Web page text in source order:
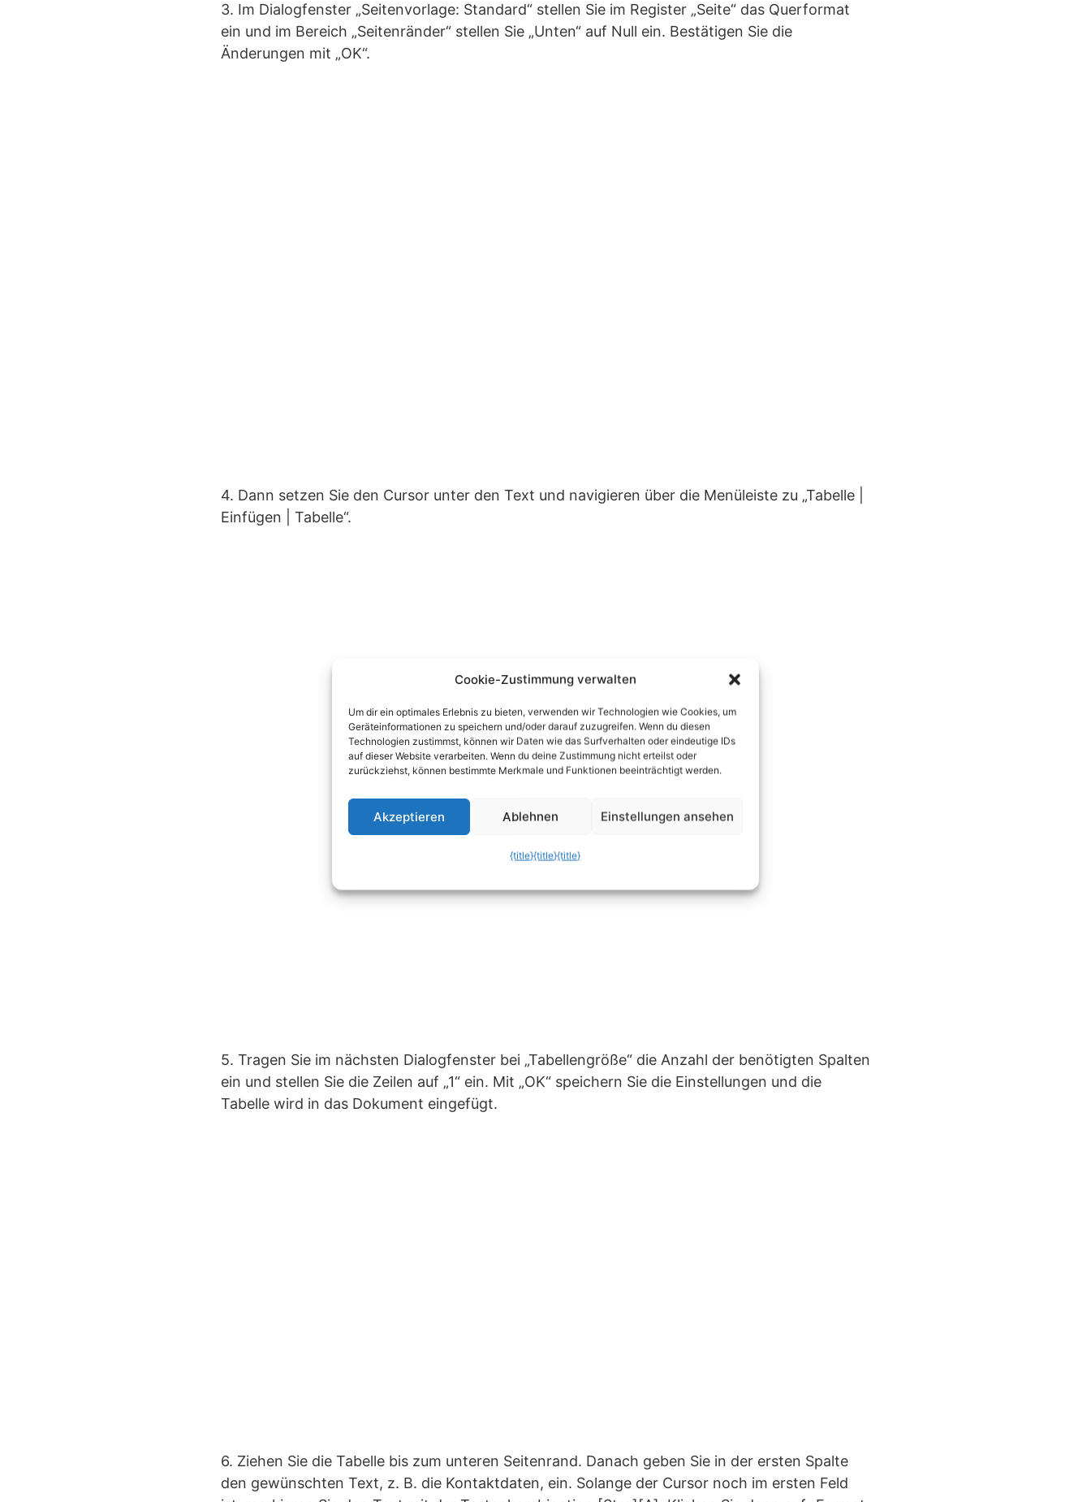
3. Im Dialogfenster „Seitenvorlage: Standard“ stellen Sie im Register „Seite“ das Querformat
ein und im Bereich „Seitenränder“ stellen Sie „Unten“ auf Null ein. Bestätigen Sie die
Änderungen mit „OK“.
4. Dann setzen Sie den Cursor unter den Text und navigieren über die Menüleiste zu „Tabelle |
Einfügen | Tabelle“.
5. Tragen Sie im nächsten Dialogfenster bei „Tabellengröße“ die Anzahl der benötigten Spalten
ein und stellen Sie die Zeilen auf „1“ ein. Mit „OK“ speichern Sie die Einstellungen und die
Tabelle wird in das Dokument eingefügt.
6. Ziehen Sie die Tabelle bis zum unteren Seitenrand. Danach geben Sie in der ersten Spalte
den gewünschten Text, z. B. die Kontaktdaten, ein. Solange der Cursor noch im ersten Feld
Cookie-Zustimmung verwalten
Um dir ein optimales Erlebnis zu bieten, verwenden wir Technologien wie Cookies, um
Geräteinformationen zu speichern und/oder darauf zuzugreifen. Wenn du diesen
Technologien zustimmst, können wir Daten wie das Surfverhalten oder eindeutige IDs
auf dieser Website verarbeiten. Wenn du deine Zustimmung nicht erteilst oder
zurückziehst, können bestimmte Merkmale und Funktionen beeinträchtigt werden.
Akzeptieren Ablehnen Einstellungen ansehen
{title}{title}{title}